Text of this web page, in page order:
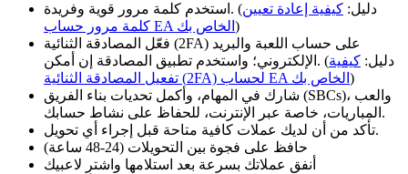
استخدم كلمة مرور قوية وفريدة. (دليل: كيفية إعادة تعيين
كلمة مرور حساب EA الخاص بك )
فعّل المصادقة الثنائية (2FA) على حساب اللعبة والبريد
الإلكتروني؛ واستخدم تطبيق المصادقة إن أمكن. (دليل: كيفية
تفعيل المصادقة الثنائية (2FA) لحساب EA الخاص بك )
شارك في المهام، وأكمل تحديات بناء الفريق (SBCs)، والعب
المباريات، خاصة عبر الإنترنت، للحفاظ على نشاط حسابك.
تأكد من أن لديك عملات كافية متاحة قبل إجراء أي تحويل.
حافظ على فجوة بين التحويلات (24-48 ساعة)
أنفق عملاتك بسرعة بعد استلامها واشترِ لاعبيك